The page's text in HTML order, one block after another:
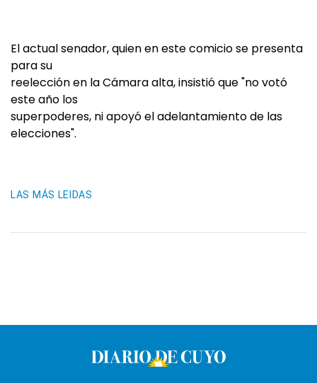
El actual senador, quien en este comicio se presenta
para su
reelección en la Cámara alta, insistió que "no votó
este año los
superpoderes, ni apoyó el adelantamiento de las
elecciones".
LAS MÁS LEIDAS